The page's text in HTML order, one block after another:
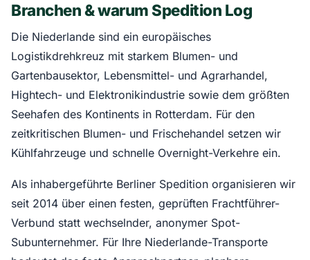
Branchen & warum Spedition Log
Die Niederlande sind ein europäisches
Logistikdrehkreuz mit starkem Blumen- und
Gartenbausektor, Lebensmittel- und Agrarhandel,
Hightech- und Elektronikindustrie sowie dem größten
Seehafen des Kontinents in Rotterdam. Für den
zeitkritischen Blumen- und Frischehandel setzen wir
Kühlfahrzeuge und schnelle Overnight-Verkehre ein.
Als inhabergeführte Berliner Spedition organisieren wir
seit 2014 über einen festen, geprüften Frachtführer-
Verbund statt wechselnder, anonymer Spot-
Subunternehmer. Für Ihre Niederlande-Transporte